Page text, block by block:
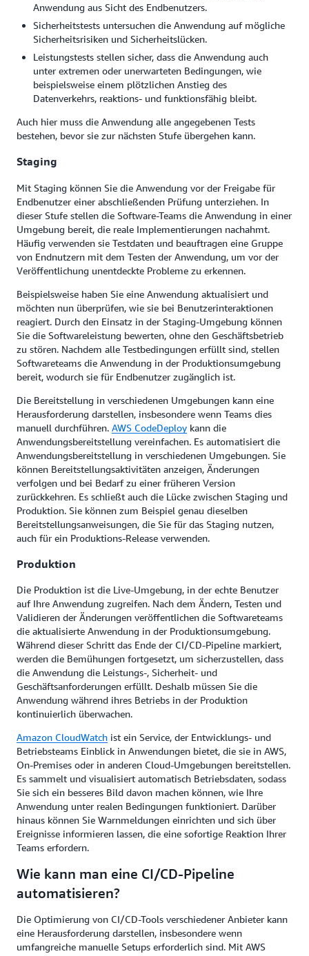
Anwendung aus Sicht des Endbenutzers.
Sicherheitstests untersuchen die Anwendung auf mögliche
Sicherheitsrisiken und Sicherheitslücken.
Leistungstests stellen sicher, dass die Anwendung auch
unter extremen oder unerwarteten Bedingungen, wie
beispielsweise einem plötzlichen Anstieg des
Datenverkehrs, reaktions- und funktionsfähig bleibt.
Auch hier muss die Anwendung alle angegebenen Tests
bestehen, bevor sie zur nächsten Stufe übergehen kann.
Staging
Mit Staging können Sie die Anwendung vor der Freigabe für
Endbenutzer einer abschließenden Prüfung unterziehen. In
dieser Stufe stellen die Software-Teams die Anwendung in einer
Umgebung bereit, die reale Implementierungen nachahmt.
Häufig verwenden sie Testdaten und beauftragen eine Gruppe
von Endnutzern mit dem Testen der Anwendung, um vor der
Veröffentlichung unentdeckte Probleme zu erkennen.
Beispielsweise haben Sie eine Anwendung aktualisiert und
möchten nun überprüfen, wie sie bei Benutzerinteraktionen
reagiert. Durch den Einsatz in der Staging-Umgebung können
Sie die Softwareleistung bewerten, ohne den Geschäftsbetrieb
zu stören. Nachdem alle Testbedingungen erfüllt sind, stellen
Softwareteams die Anwendung in der Produktionsumgebung
bereit, wodurch sie für Endbenutzer zugänglich ist.
Die Bereitstellung in verschiedenen Umgebungen kann eine
Herausforderung darstellen, insbesondere wenn Teams dies
manuell durchführen. AWS CodeDeploy kann die
Anwendungsbereitstellung vereinfachen. Es automatisiert die
Anwendungsbereitstellung in verschiedenen Umgebungen. Sie
können Bereitstellungsaktivitäten anzeigen, Änderungen
verfolgen und bei Bedarf zu einer früheren Version
zurückkehren. Es schließt auch die Lücke zwischen Staging und
Produktion. Sie können zum Beispiel genau dieselben
Bereitstellungsanweisungen, die Sie für das Staging nutzen,
auch für ein Produktions-Release verwenden.
Produktion
Die Produktion ist die Live-Umgebung, in der echte Benutzer
auf Ihre Anwendung zugreifen. Nach dem Ändern, Testen und
Validieren der Änderungen veröffentlichen die Softwareteams
die aktualisierte Anwendung in der Produktionsumgebung.
Während dieser Schritt das Ende der CI/CD-Pipeline markiert,
werden die Bemühungen fortgesetzt, um sicherzustellen, dass
die Anwendung die Leistungs-, Sicherheit- und
Geschäftsanforderungen erfüllt. Deshalb müssen Sie die
Anwendung während ihres Betriebs in der Produktion
kontinuierlich überwachen.
Amazon CloudWatch ist ein Service, der Entwicklungs- und
Betriebsteams Einblick in Anwendungen bietet, die sie in AWS,
On-Premises oder in anderen Cloud-Umgebungen bereitstellen.
Es sammelt und visualisiert automatisch Betriebsdaten, sodass
Sie sich ein besseres Bild davon machen können, wie Ihre
Anwendung unter realen Bedingungen funktioniert. Darüber
hinaus können Sie Warnmeldungen einrichten und sich über
Ereignisse informieren lassen, die eine sofortige Reaktion Ihrer
Teams erfordern.
Wie kann man eine CI/CD-Pipeline
automatisieren?
Die Optimierung von CI/CD-Tools verschiedener Anbieter kann
eine Herausforderung darstellen, insbesondere wenn
umfangreiche manuelle Setups erforderlich sind. Mit AWS